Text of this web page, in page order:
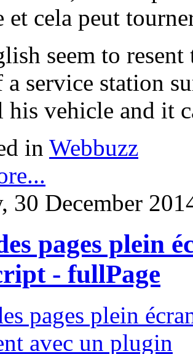
cela peut
seem to
service station
his vehicle and it
in Webbuzz
30 December
pages plein
- fullPage